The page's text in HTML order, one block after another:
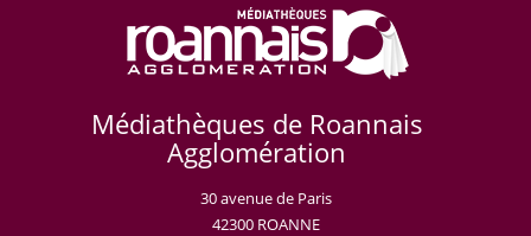
Médiathèques de Roannais
Agglomération
30 avenue de Paris
42300 ROANNE